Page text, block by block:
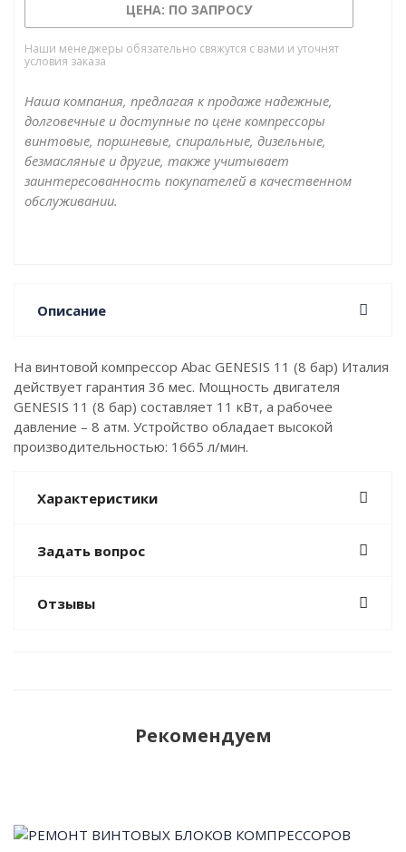
ЦЕНА: ПО ЗАПРОСУ
Наши менеджеры обязательно свяжутся с вами и уточнят
условия заказа
Наша компания, предлагая к продаже надежные,
долговечные и доступные по цене компрессоры
винтовые, поршневые, спиральные, дизельные,
безмасляные и другие, также учитывает
заинтересованность покупателей в качественном
обслуживании.
Описание
На винтовой компрессор Abac GENESIS 11 (8 бар) Италия
действует гарантия 36 мес. Мощность двигателя
GENESIS 11 (8 бар) составляет 11 кВт, а рабочее
давление – 8 атм. Устройство обладает высокой
производительностью: 1665 л/мин.
Характеристики
Задать вопрос
Отзывы
Рекомендуем